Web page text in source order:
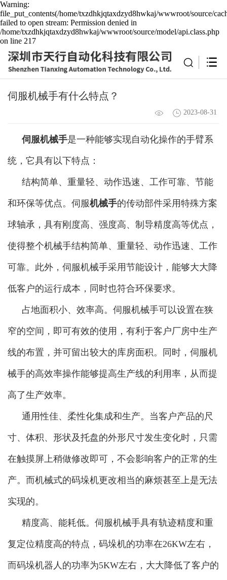
Warning:
file_put_contents(/home/txzdhkjqtaxdzyd8hwkaj/wwwroot/source/
failed to open stream: Permission denied in
/home/txzdhkjqtaxdzyd8hwkaj/wwwroot/source/model/api.class.php
on line 217
伺服机械手有什么特点？
2023-08-31
伺服机械手是一种能够实现自动化操作的手臂系
统，它具有以下特点：
结构简单、重量轻、动作迅速、工作可靠、节能
和环保等优点。伺服机械手的传动部件采用特殊方案
球轴承，具有刚度高、强度高、制导精度高等优点，
使得整个机械手结构简单、重量轻、动作迅速、工作
可靠。此外，伺服机械手采用节能设计，能够大大降
低客户的运行成本，同时也符合环保要求。
占地面积小、效率高。伺服机械手可以设置在狭
窄的空间，即可有效的使用，有利于客户厂房中生产
线的布置，并可留出较大的库房面积。同时，伺服机
械手的高效率操作能够提高生产线的利用率，从而提
高了生产效率。
通用性佳、柔性化集成和生产。当客户产品的尺
寸、体积、形状及托盘的外形尺寸发生变化时，只需
在触摸屏上稍做修改即可，不会影响客户的正常的生
产。而机械式的码垛机更改相当的麻烦甚至上是无法
实现的。
精度高、能耗低。伺服机械手具有轨迹精度和重
复定位精度高的特点，码垛机的功率在26KW左右，
而码垛机器人的功率为5KW左右，大大降低了客户的